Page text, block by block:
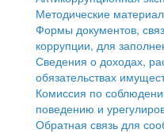
Собрание депутатов
Городское поселение
Сельские поселения
Методические
Формы документов,
коррупции, для
Сведения о доходах,
обязательствах
Комиссия по
поведению и
Обратная связь для